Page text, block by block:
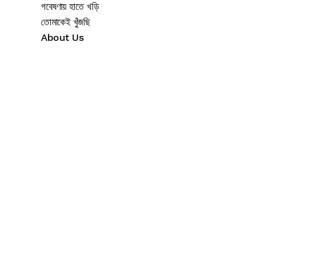
গবেষণায় হাতে খড়ি
তোমাকেই খুঁজছি
About Us